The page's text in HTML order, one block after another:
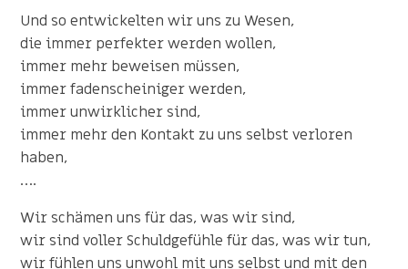
Und so entwickelten wir uns zu Wesen,
die immer perfekter werden wollen,
immer mehr beweisen müssen,
immer fadenscheiniger werden,
immer unwirklicher sind,
immer mehr den Kontakt zu uns selbst verloren
haben,
….
Wir schämen uns für das, was wir sind,
wir sind voller Schuldgefühle für das, was wir tun,
wir fühlen uns unwohl mit uns selbst und mit den